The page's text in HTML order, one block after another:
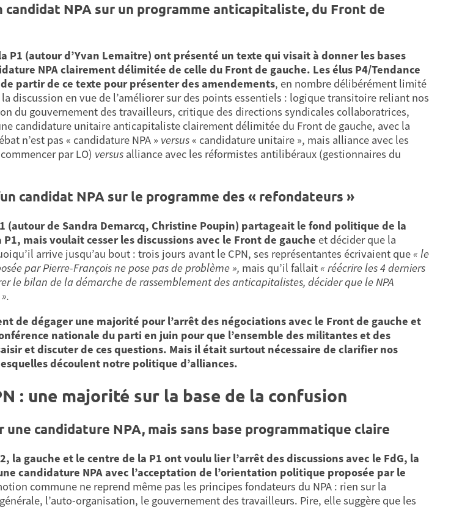
candidat NPA sur un programme anticapitaliste, du Front de
P1 (autour d’Yvan Lemaitre) ont présenté un texte qui visait à donner les bases
NPA clairement délimitée de celle du Front de gauche. Les élus P4/Tendance
partir de ce texte pour présenter des amendements, en nombre délibérément limité
discussion en vue de l’améliorer sur des points essentiels : logique transitoire reliant nos
du gouvernement des travailleurs, critique des directions syndicales collaboratrices,
candidature unitaire anticapitaliste clairement délimitée du Front de gauche, avec la
n’est pas « candidature NPA » versus« candidature unitaire », mais alliance avec les
par LO) versusalliance avec les réformistes antilibéraux (gestionnaires du
candidat NPA sur le programme des « refondateurs »
(autour de Sandra Demarcq, Christine Poupin) partageait le fond politique de la
mais voulait cesser les discussions avec le Front de gauche et décider que la
arrive jusqu’au bout : trois jours avant le CPN, ses représentantes écrivaient que« le
par Pierre-François ne pose pas de problème », mais qu’il fallait« réécrire les 4 derniers
le bilan de la démarche de rassemblement des anticapitalistes, décider que le NPA
de dégager une majorité pour l’arrêt des négociations avec le Front de gauche et
nationale du parti en juin pour que l’ensemble des militantes et des
et discuter de ces questions. Mais il était surtout nécessaire de clarifier nos
découlent notre politique d’alliances.
: une majorité sur la base de la confusion
une candidature NPA, mais sans base programmatique claire
la gauche et le centre de la P1 ont voulu lier l’arrêt des discussions avec le FdG, la
candidature NPA avec l’acceptation de l’orientation politique proposée par le
commune ne reprend même pas les principes fondateurs du NPA : rien sur la
l’auto-organisation, le gouvernement des travailleurs. Pire, elle suggère que les